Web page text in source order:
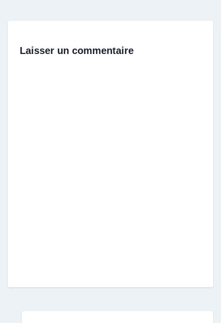
Laisser un commentaire